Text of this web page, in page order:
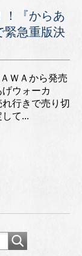
！『からあ
緊急重版決
ＷＡから発売
ウォーカ
行きで売り切
て...